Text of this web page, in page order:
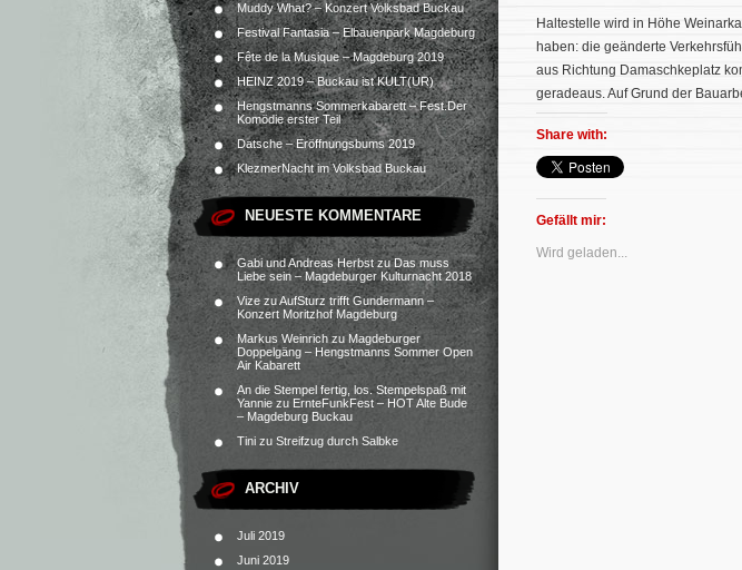
Muddy What? – Konzert Volksbad Buckau
Festival Fantasia – Elbauenpark Magdeburg
Fête de la Musique – Magdeburg 2019
HEINZ 2019 – Buckau ist KULT(UR)
Hengstmanns Sommerkabarett – Fest.Der
Komödie erster Teil
Datsche – Eröffnungsbums 2019
KlezmerNacht im Volksbad Buckau
NEUESTE KOMMENTARE
Gabi und Andreas HerbstzuDas muss
Liebe sein – Magdeburger Kulturnacht 2018
Vize zuAufSturz trifft Gundermann –
Konzert Moritzhof Magdeburg
Markus Weinrich zu Magdeburger
Doppelgäng – Hengstmanns Sommer Open
Air Kabarett
An die Stempel fertig, los. Stempelspaß mit
Yannie zu ErnteFunkFest – HOT Alte Bude
– Magdeburg Buckau
Tini zu Streifzug durch Salbke
ARCHIV
Juli 2019
Juni 2019
Haltestelle wird in Höhe
haben: die geänderte
aus Richtung Damaschkeplatz
geradeaus. Auf Grund der
Share with:
Gefällt mir:
Wird geladen...